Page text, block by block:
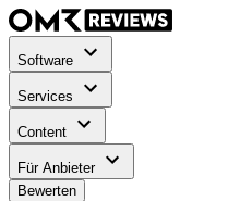
Software
Services
Content
Für Anbieter
Bewerten